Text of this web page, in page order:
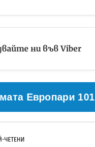
ни във Viber
Европари 101
ЧЕТЕНИ